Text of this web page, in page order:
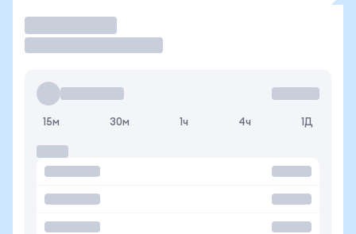
15м 30м 1ч 4ч 1Д